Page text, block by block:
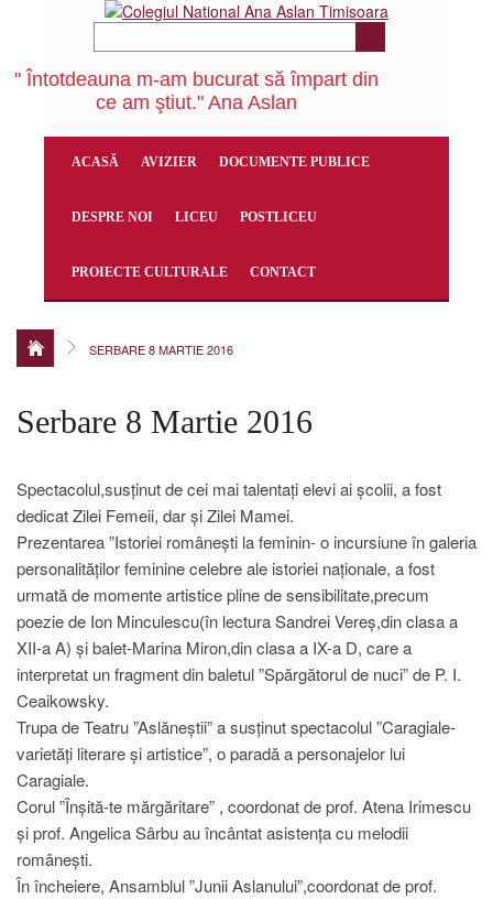
" Întotdeauna m-am bucurat să împart din
ce am ştiut." Ana Aslan
ACASĂ AVIZIER DOCUMENTE PUBLICE
DESPRE NOI LICEU POSTLICEU
PROIECTE CULTURALE CONTACT
SERBARE 8 MARTIE 2016
Serbare 8 Martie 2016
Spectacolul,susținut de cei mai talentați elevi ai școlii, a fost
dedicat Zilei Femeii, dar și Zilei Mamei.
Prezentarea ”Istoriei românești la feminin- o incursiune în galeria
personalităților feminine celebre ale istoriei naționale, a fost
urmată de momente artistice pline de sensibilitate,precum
poezie de Ion Minculescu(în lectura Sandrei Vereș,din clasa a
XII-a A) și balet-Marina Miron,din clasa a IX-a D, care a
interpretat un fragment din baletul ”Spărgătorul de nuci” de P. I.
Ceaikowsky.
Trupa de Teatru ”Aslăneștii” a susținut spectacolul ”Caragiale-
varietăți literare și artistice”, o paradă a personajelor lui
Caragiale.
Corul ”Înșită-te mărgăritare” , coordonat de prof. Atena Irimescu
și prof. Angelica Sârbu au încântat asistența cu melodii
românești.
În încheiere, Ansamblul ”Junii Aslanului”,coordonat de prof.